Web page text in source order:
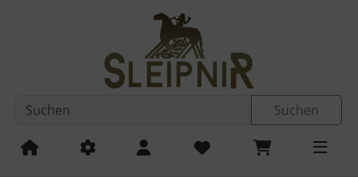
Springe zur Navigation
Suchen